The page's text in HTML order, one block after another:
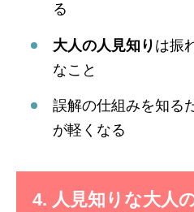
る
大人の人見知り は振
なこと
誤解の仕組みを知る
が軽くなる
4. 人見知りな大人